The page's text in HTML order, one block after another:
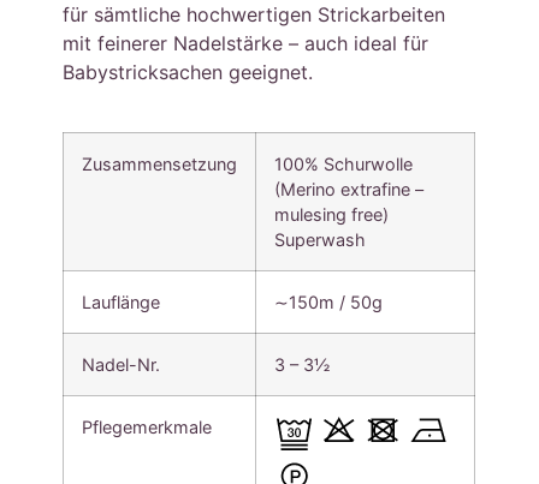
für sämtliche hochwertigen Strickarbeiten
mit feinerer Nadelstärke – auch ideal für
Babystricksachen geeignet.
Zusammensetzung
100% Schurwolle
(Merino extrafine –
mulesing free)
Superwash
Lauflänge ∼150m / 50g
Nadel-Nr. 3 – 3½
Pflegemerkmale